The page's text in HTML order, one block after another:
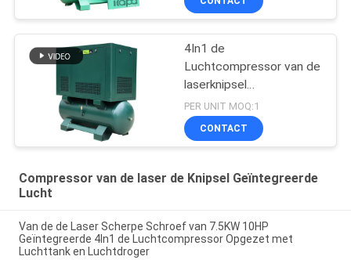
4In1 de
Luchtcompressor van de
laserknipsel
Geïntegreerde
18.5Kw/25Hp 25Bar
Schroef
PER UNIT MOQ:1
CONTACT
Compressor van de laser de Knipsel Geïntegreerde
Lucht
Van de de Laser Scherpe Schroef van 7.5KW 10HP
Geïntegreerde 4In1 de Luchtcompressor Opgezet met
Luchttank en Luchtdroger